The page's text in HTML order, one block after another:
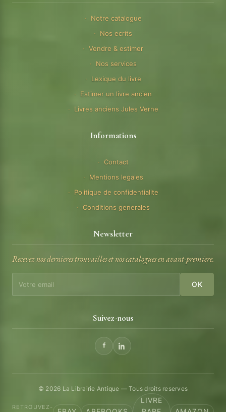
Notre catalogue
Nos ecrits
Vendre & estimer
Nos services
Lexique du livre
Estimer un livre ancien
Livres anciens Jules Verne
Informations
Contact
Mentions legales
Politique de confidentialite
Conditions generales
Newsletter
Recevez nos dernieres trouvailles et nos catalogues en avant-premiere.
OK
Suivez-nous
© 2026 La Librairie Antique — Tous droits reserves
RETROUVEZ-
LIVRE